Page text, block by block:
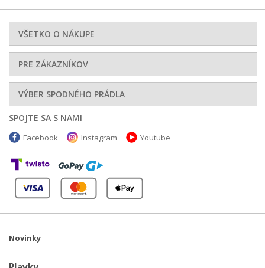
VŠETKO O NÁKUPE
PRE ZÁKAZNÍKOV
VÝBER SPODNÉHO PRÁDLA
SPOJTE SA S NAMI
Facebook Instagram Youtube
Novinky